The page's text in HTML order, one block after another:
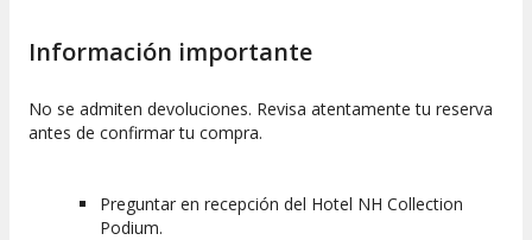
Información importante
No se admiten devoluciones. Revisa atentamente tu reserva
antes de confirmar tu compra.
Preguntar en recepción del Hotel NH Collection
Podium.